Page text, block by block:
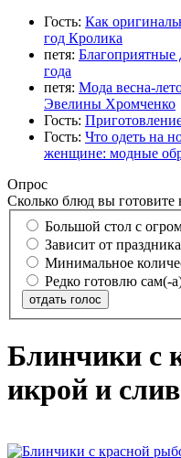
Гость: Как
год Кролика
петя: Благоприятные
года
петя: Мода весна-
Эвелины Хромченко
Гость:
Гость: Что одеть на
женщине: модные
Опрос
Сколько блюд вы готовите
Большой стол с
Зависит от праздника
Минимальное
Редко готовлю сам(-
отдать голос
Блинчики с
икрой и